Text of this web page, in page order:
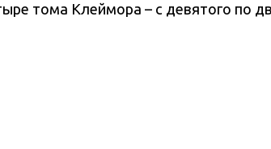
тома Клеймора – с девятого